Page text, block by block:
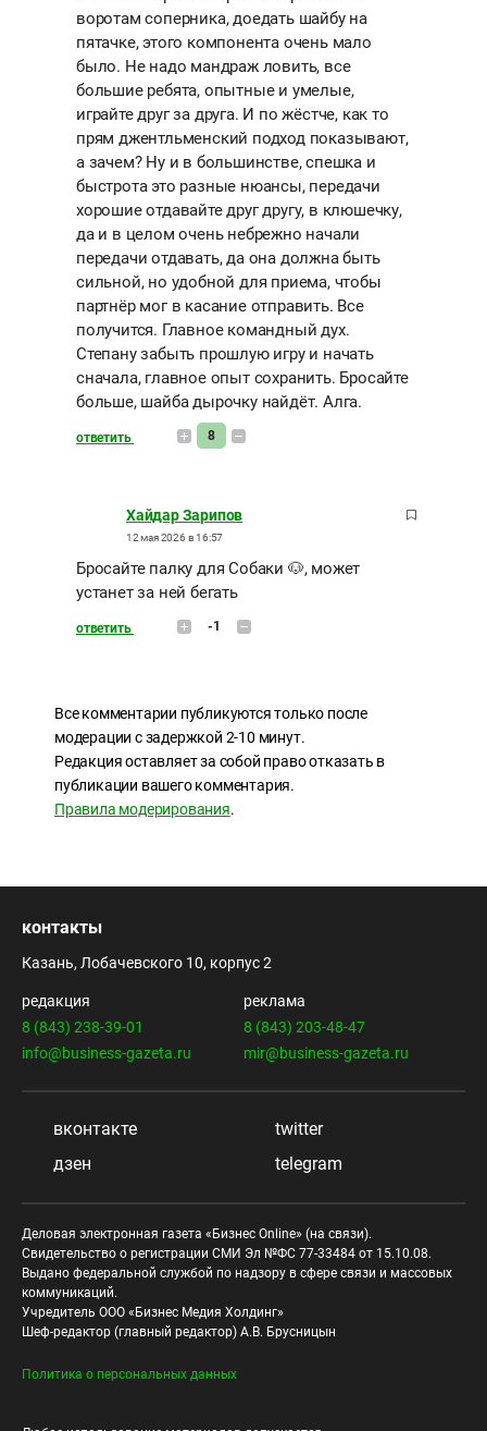
воротам соперника, доедать шайбу на
пятачке, этого компонента очень мало
было. Не надо мандраж ловить, все
большие ребята, опытные и умелые,
играйте друг за друга. И по жёстче, как то
прям джентльменский подход показывают,
а зачем? Ну и в большинстве, спешка и
быстрота это разные нюансы, передачи
хорошие отдавайте друг другу, в клюшечку,
да и в целом очень небрежно начали
передачи отдавать, да она должна быть
сильной, но удобной для приема, чтобы
партнёр мог в касание отправить. Все
получится. Главное командный дух.
Степану забыть прошлую игру и начать
сначала, главное опыт сохранить. Бросайте
больше, шайба дырочку найдёт. Алга.
ответить 8
Хайдар Зарипов
12 мая 2026 в 16:57
Бросайте палку для Собаки 🐶, может
устанет за ней бегать
ответить -1
Все комментарии публикуются только после
модерации с задержкой 2-10 минут.
Редакция оставляет за собой право отказать в
публикации вашего комментария.
Правила модерирования.
контакты
Казань, Лобачевского 10, корпус 2
редакция
8 (843) 238-39-01
info@business-gazeta.ru
реклама
8 (843) 203-48-47
mir@business-gazeta.ru
вконтакте
twitter
дзен
telegram
Деловая электронная газета «Бизнес Online» (на связи).
Свидетельство о регистрации СМИ Эл №ФС 77-33484 от 15.10.08.
Выдано федеральной службой по надзору в сфере связи и массовых
коммуникаций.
Учредитель ООО «Бизнес Медия Холдинг»
Шеф-редактор (главный редактор) А.В. Брусницын
Политика о персональных данных